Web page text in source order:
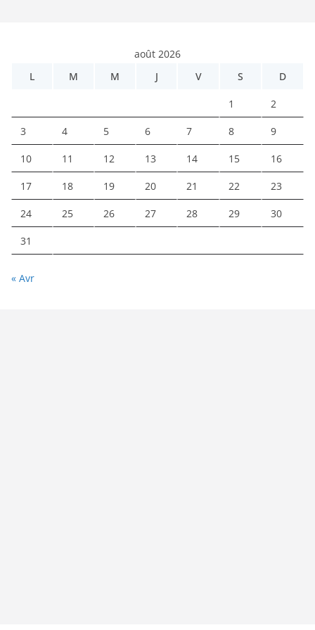
août 2026
L
M M J V S D
1 2
3 4 5 6 7 8 9
10 11 12 13 14 15 16
17 18 19 20 21 22 23
24 25 26 27 28 29 30
31
« Avr